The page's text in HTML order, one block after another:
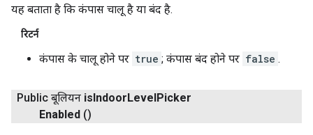
यह बताता है कि कंपास चालू है या बंद है.
रिटर्न
कंपास के चालू होने पर true ; कंपास बंद होने पर false .
Public बूलियन is Indoor Level Picker
Enabled ()